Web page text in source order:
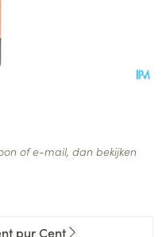
of e-mail, dan bekijken
pur Cent